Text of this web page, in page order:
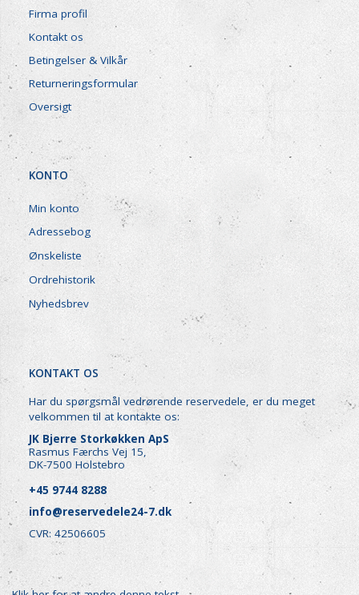
Firma profil
Kontakt os
Betingelser & Vilkår
Returneringsformular
Oversigt
KONTO
Min konto
Adressebog
Ønskeliste
Ordrehistorik
Nyhedsbrev
KONTAKT OS
Har du spørgsmål vedrørende reservedele, er du meget
velkommen til at kontakte os:
JK Bjerre Storkøkken ApS
Rasmus Færchs Vej 15,
DK-7500 Holstebro
+45 9744 8288
info@reservedele24-7.dk
CVR: 42506605